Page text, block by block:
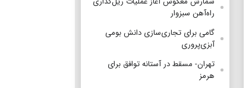
راه‌آهن سبزوار
گامی برای تجاری‌سازی دانش بومی
آبزی‌پروری
تهران- مسقط در آستانه توافق برای
هرمز